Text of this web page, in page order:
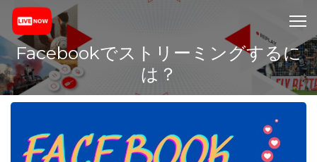
Facebookでストリーミングするに
は？